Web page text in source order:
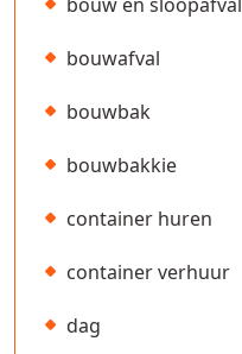
bouwafval
bouwbak
bouwbakkie
container huren
container verhuur
dag